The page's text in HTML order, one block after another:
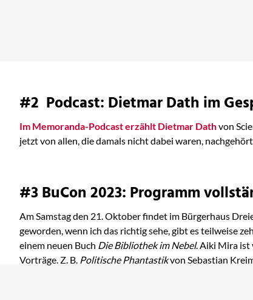
#2 Podcast: Dietmar Dath im
Im Memoranda-Podcast erzählt Dietmar Dathvon
jetzt von allen, die damals nicht dabei waren,
#3 BuCon 2023: Programm
Am Samstag den 21. Oktober findet im Bürgerhaus
geworden, wenn ich das richtig sehe, gibt es teilweise
einem neuen Buch Die Bibliothek im Nebel. Aiki Mira ist
Vorträge. Z. B. Politische Phantastikvon Sebastian